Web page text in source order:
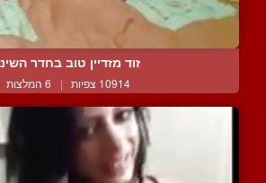
זוד מזדיין טוב בחדר
10914 צפיות | 6 המלצות